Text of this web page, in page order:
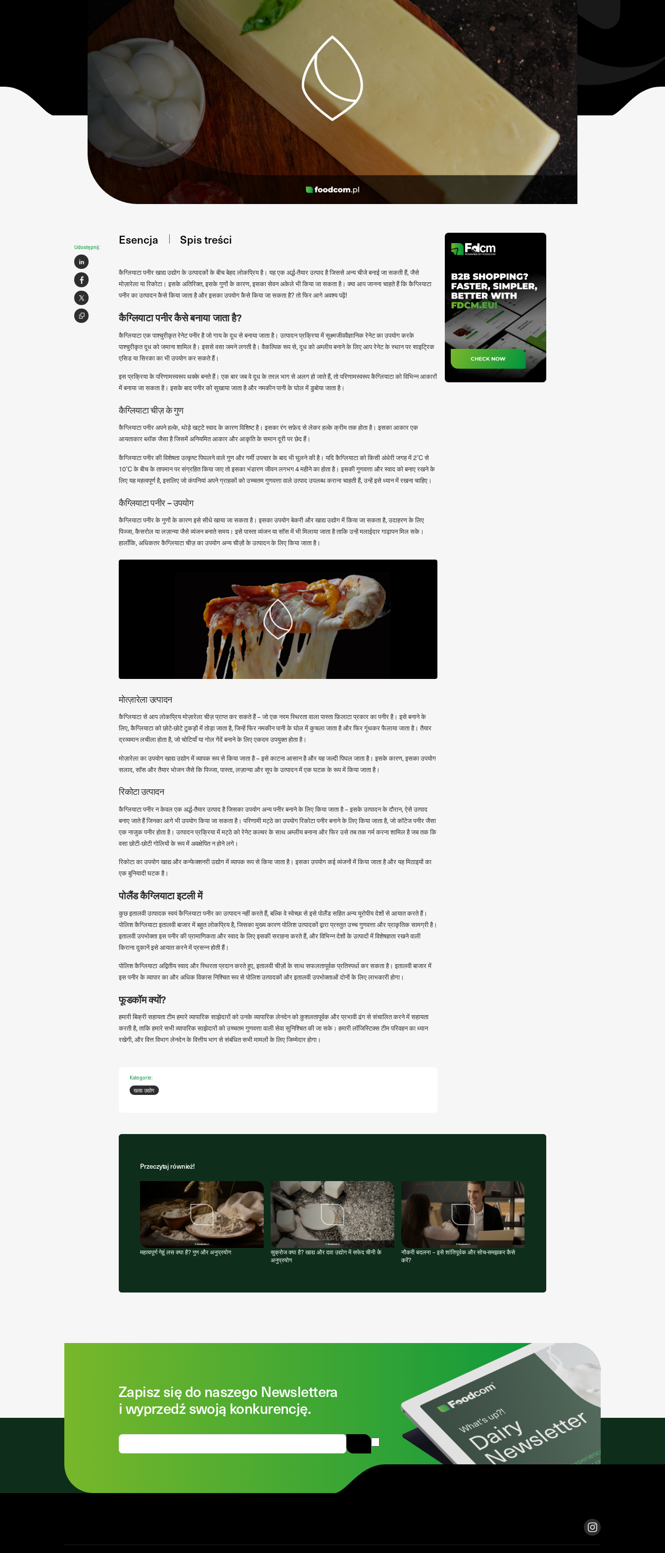
Udostępnij:
Esencja Spis treści
कैग्लियाटा पनीर खाद्य उद्योग के उत्पादकों के बीच बेहद लोकप्रिय है। यह एक अर्द्ध-तैयार उत्पाद है जिससे अन्य चीजे बनाई जा सकती हैं, जैसे
मोज़ारेला या रिकोटा। इसके अतिरिक्त, इसके गुणों के कारण, इसका सेवन अकेले भी किया जा सकता है। क्या आप जानना चाहते हैं कि कैग्लियाटा
पनीर का उत्पादन कैसे किया जाता है और इसका उपयोग कैसे किया जा सकता है? तो फिर आगे अवश्य पढ़ें!
कैग्लियाटा पनीर कैसे बनाया जाता है?
कैग्लियाटा एक पाश्चुरीकृत रेनेट पनीर है जो गाय के दूध से बनाया जाता है। उत्पादन प्रक्रिया में सूक्ष्मजीववैज्ञानिक रेनेट का उपयोग करके
पाश्चुरीकृत दूध को जमाना शामिल है। इससे वसा जमने लगती है। वैकल्पिक रूप से, दूध को अम्लीय बनाने के लिए आप रेनेट के स्थान पर साइट्रिक
एसिड या सिरका का भी उपयोग कर सकते हैं।
इस प्रक्रिया के परिणामस्वरूप थक्के बनते हैं। एक बार जब वे दूध के तरल भाग से अलग हो जाते हैं, तो परिणामस्वरूप कैग्लियाटा को विभिन्न आकारों
में बनाया जा सकता है। इसके बाद पनीर को सुखाया जाता है और नमकीन पानी के घोल में डुबोया जाता है।
कैग्लियाटा चीज़ के गुण
कैग्लियाटा पनीर अपने हल्के, थोड़े खट्टे स्वाद के कारण विशिष्ट है। इसका रंग सफ़ेद से लेकर हल्के क्रीम तक होता है। इसका आकार एक
आयताकार ब्लॉक जैसा है जिसमें अनियमित आकार और आकृति के समान दूरी पर छेद हैं।
कैग्लियाटा पनीर की विशेषता उत्कृष्ट पिघलने वाले गुण और गर्मी उपचार के बाद भी घुलने की है। यदि कैग्लियाटा को किसी अंधेरी जगह में 2°C से
10°C के बीच के तापमान पर संग्रहित किया जाए तो इसका भंडारण जीवन लगभग 4 महीने का होता है। इसकी गुणवत्ता और स्वाद को बनाए रखने के
लिए यह महत्वपूर्ण है, इसलिए जो कंपनियां अपने ग्राहकों को उच्चतम गुणवत्ता वाले उत्पाद उपलब्ध कराना चाहती हैं, उन्हें इसे ध्यान में रखना चाहिए।
कैग्लियाटा पनीर – उपयोग
कैग्लियाटा पनीर के गुणों के कारण इसे सीधे खाया जा सकता है। इसका उपयोग बेकरी और खाद्य उद्योग में किया जा सकता है, उदाहरण के लिए
पिज्जा, कैसरोल या लज़ान्या जैसे व्यंजन बनाते समय। इसे पास्ता व्यंजन या सॉस में भी मिलाया जाता है ताकि उन्हें मलाईदार गाढ़ापन मिल सके।
हालाँकि, अधिकतर कैग्लियाटा चीज़ का उपयोग अन्य चीज़ों के उत्पादन के लिए किया जाता है।
मोत्ज़ारेला उत्पादन
कैग्लियाटा से आप लोकप्रिय मोज़ारेला चीज़ प्राप्त कर सकते हैं – जो एक नरम स्थिरता वाला पास्ता फ़िलाटा प्रकार का पनीर है। इसे बनाने के
लिए, कैग्लियाटा को छोटे-छोटे टुकड़ों में तोड़ा जाता है, जिन्हें फिर नमकीन पानी के घोल में कुचला जाता है और फिर गूंथकर फैलाया जाता है। तैयार
द्रव्यमान लचीला होता है, जो चोटियाँ या गोल गेंदें बनाने के लिए एकदम उपयुक्त होता है।
मोज़ारेला का उपयोग खाद्य उद्योग में व्यापक रूप से किया जाता है – इसे काटना आसान है और यह जल्दी पिघल जाता है। इसके कारण, इसका उपयोग
सलाद, सॉस और तैयार भोजन जैसे कि पिज्जा, पास्ता, लज़ान्या और सूप के उत्पादन में एक घटक के रूप में किया जाता है।
रिकोटा उत्पादन
कैग्लियाटा पनीर न केवल एक अर्द्ध-तैयार उत्पाद है जिसका उपयोग अन्य पनीर बनाने के लिए किया जाता है – इसके उत्पादन के दौरान, ऐसे उत्पाद
बनाए जाते हैं जिनका आगे भी उपयोग किया जा सकता है। परिणामी मट्ठे का उपयोग रिकोटा पनीर बनाने के लिए किया जाता है, जो कॉटेज पनीर जैसा
एक नाजुक पनीर होता है। उत्पादन प्रक्रिया में मट्ठे को रेनेट कल्चर के साथ अम्लीय बनाना और फिर उसे तब तक गर्म करना शामिल है जब तक कि
वसा छोटी-छोटी गोलियों के रूप में अवक्षेपित न होने लगे।
रिकोटा का उपयोग खाद्य और कन्फेक्शनरी उद्योग में व्यापक रूप से किया जाता है। इसका उपयोग कई व्यंजनों में किया जाता है और यह मिठाइयों का
एक बुनियादी घटक है।
पोलैंड कैग्लियाटा इटली में
कुछ इतालवी उत्पादक स्वयं कैग्लियाटा पनीर का उत्पादन नहीं करते हैं, बल्कि वे स्वेच्छा से इसे पोलैंड सहित अन्य यूरोपीय देशों से आयात करते हैं।
पोलिश कैग्लियाटा इतालवी बाजार में बहुत लोकप्रिय है, जिसका मुख्य कारण पोलिश उत्पादकों द्वारा प्रस्तुत उच्च गुणवत्ता और प्राकृतिक सामग्री है।
इतालवी उपभोक्ता इस पनीर की प्रामाणिकता और स्वाद के लिए इसकी सराहना करते हैं, और विभिन्न देशों के उत्पादों में विशेषज्ञता रखने वाली
किराना दुकानें इसे आयात करने में प्रसन्न होती हैं।
पोलिश कैग्लियाटा अद्वितीय स्वाद और स्थिरता प्रदान करते हुए, इतालवी चीज़ों के साथ सफलतापूर्वक प्रतिस्पर्धा कर सकता है। इतालवी बाजार में
इस पनीर के व्यापार का और अधिक विकास निश्चित रूप से पोलिश उत्पादकों और इतालवी उपभोक्ताओं दोनों के लिए लाभकारी होगा।
फूडकॉम क्यों?
हमारी बिक्री सहायता टीम हमारे व्यापारिक साझेदारों को उनके व्यापारिक लेनदेन को कुशलतापूर्वक और प्रभावी ढंग से संचालित करने में सहायता
करती है, ताकि हमारे सभी व्यापारिक साझेदारों को उच्चतम गुणवत्ता वाली सेवा सुनिश्चित की जा सके। हमारी लॉजिस्टिक्स टीम परिवहन का ध्यान
रखेगी, और वित्त विभाग लेनदेन के वित्तीय भाग से संबंधित सभी मामलों के लिए जिम्मेदार होगा।
Kategorie:
खाद्य उद्योग
Przeczytaj również!
महत्वपूर्ण गेहूं लस क्या है? गुण और अनुप्रयोग
सुक्रोज क्या है? खाद्य और दवा उद्योग में सफेद चीनी के
अनुप्रयोग
नौकरी बदलना – इसे शांतिपूर्वक और सोच-समझकर कैसे
करें?
Zapisz się do naszego Newslettera
i wyprzedź swoją konkurencję.